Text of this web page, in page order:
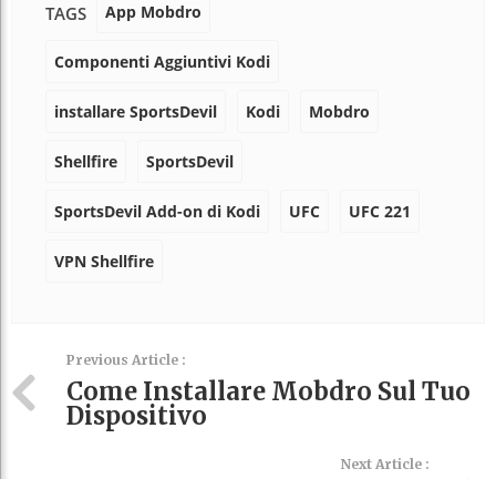
TAGS App Mobdro
Componenti Aggiuntivi Kodi
installare SportsDevil Kodi Mobdro
Shellfire SportsDevil
SportsDevil Add-on di Kodi UFC UFC 221
VPN Shellfire
Previous Article :
Come Installare Mobdro Sul Tuo
Dispositivo
Next Article :